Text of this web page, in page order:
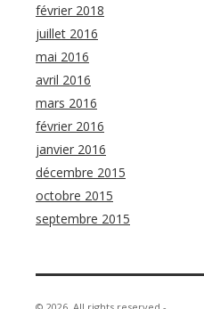
février 2018
juillet 2016
mai 2016
avril 2016
mars 2016
février 2016
janvier 2016
décembre 2015
octobre 2015
septembre 2015